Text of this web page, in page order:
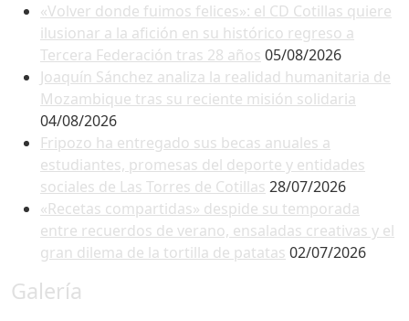
«Volver donde fuimos felices»: el CD Cotillas quiere
ilusionar a la afición en su histórico regreso a
Tercera Federación tras 28 años 05/08/2026
Joaquín Sánchez analiza la realidad humanitaria de
Mozambique tras su reciente misión solidaria
04/08/2026
Fripozo ha entregado sus becas anuales a
estudiantes, promesas del deporte y entidades
sociales de Las Torres de Cotillas 28/07/2026
«Recetas compartidas» despide su temporada
entre recuerdos de verano, ensaladas creativas y el
gran dilema de la tortilla de patatas 02/07/2026
Galería